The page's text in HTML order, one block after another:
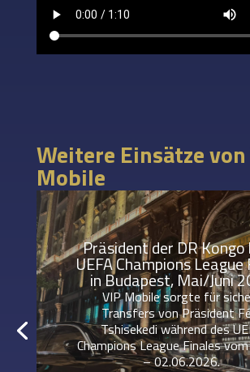
Weitere Einsätze von
Mobile
Präsident der DR Kongo
UEFA Champions League
in Budapest, Mai/Juni
VIP Mobile sorgte für
Transfers von Präsident
Tshisekedi während des
Champions League Finales
– 02.06.2026.